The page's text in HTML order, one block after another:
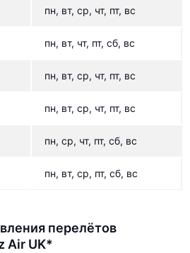
пн, вт, ср, чт, пт, вс
пн, вт, чт, пт, сб, вс
пн, вт, ср, чт, пт, вс
пн, вт, ср, чт, пт, вс
пн, ср, чт, пт, сб, вс
пн, вт, ср, пт, сб, вс
перелётов
Air UK*